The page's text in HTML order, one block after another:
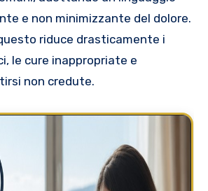
e non minimizzante del dolore.
riduce drasticamente i
le cure inappropriate e
non credute.